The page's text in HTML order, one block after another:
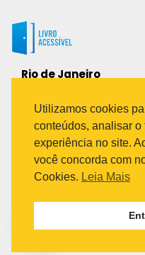
Rio de Janeiro
Bairro Industrial
Rio de Janeiro –
Telefone:
(21) 3278-8069
(21) 3995-7512
Avenida Paulista
Utilizamos cookies
conteúdos, analisar o
experiência no site.
você concorda com
Cookies. Leia Mais